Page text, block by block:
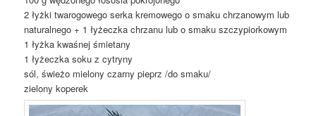
2 łyżki twarogowego serka kremowego o smaku chrzanowym lub
naturalnego + 1 łyżeczka chrzanu lub o smaku szczypiorkowym
1 łyżka kwaśnej śmietany
1 łyżeczka soku z cytryny
sól, świeżo mielony czarny pieprz /do smaku/
zielony koperek